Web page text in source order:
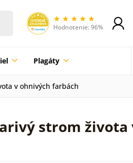
Hodnotenie: 96%
Plagáty
v ohnivých farbách
strom života